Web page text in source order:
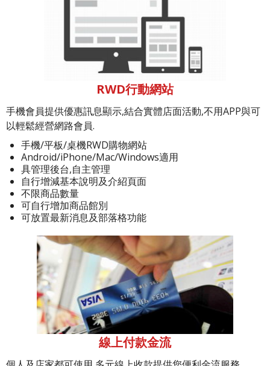
RWD行動網站
手機會員提供優惠訊息顯示,結合實體店面活動,不用APP與可
以輕鬆經營網路會員.
手機/平板/桌機RWD購物網站
Android/iPhone/Mac/Windows適用
具管理後台,自主管理
自行增減基本說明及介紹頁面
不限商品數量
可自行增加商品館別
可放置最新消息及部落格功能
線上付款金流